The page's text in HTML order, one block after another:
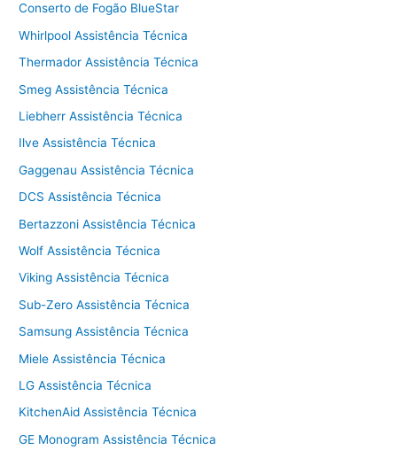
Conserto de Fogão BlueStar
Whirlpool Assistência Técnica
Thermador Assistência Técnica
Smeg Assistência Técnica
Liebherr Assistência Técnica
Ilve Assistência Técnica
Gaggenau Assistência Técnica
DCS Assistência Técnica
Bertazzoni Assistência Técnica
Wolf Assistência Técnica
Viking Assistência Técnica
Sub-Zero Assistência Técnica
Samsung Assistência Técnica
Miele Assistência Técnica
LG Assistência Técnica
KitchenAid Assistência Técnica
GE Monogram Assistência Técnica